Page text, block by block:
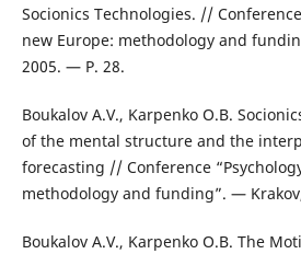
Socionics Technologies. //
new Europe: methodology and
2005. — P. 28.
Boukalov A.V., Karpenko O.B.
of the mental structure and the
forecasting // Conference
methodology and funding”. —
Boukalov A.V., Karpenko O.B. The